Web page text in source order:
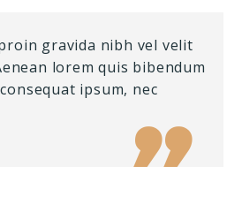
gravida nibh vel velit
lorem quis bibendum
ipsum, nec
